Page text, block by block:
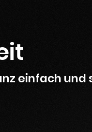
einfach und